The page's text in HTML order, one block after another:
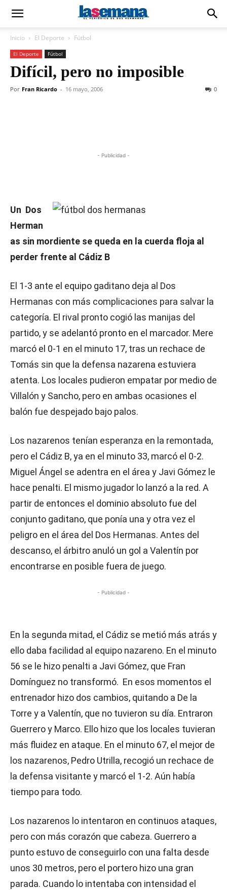
Inicio El Deporte Fútbol
El Deporte Fútbol
Difícil, pero no imposible
Por Fran Ricardo - 16 mayo, 2006 0
- Publicidad -
Un Dos
Herman
as sin mordiente se queda en la cuerda floja al
perder frente al Cádiz B
El 1-3 ante el equipo gaditano deja al Dos
Hermanas con más complicaciones para salvar la
categoría. El rival pronto cogió las manijas del
partido, y se adelantó pronto en el marcador. Mere
marcó el 0-1 en el minuto 17, tras un rechace de
Tomás sin que la defensa nazarena estuviera
atenta. Los locales pudieron empatar por medio de
Villalón y Sancho, pero en ambas ocasiones el
balón fue despejado bajo palos.
Los nazarenos tenían esperanza en la remontada,
pero el Cádiz B, ya en el minuto 33, marcó el 0-2.
Miguel Ángel se adentra en el área y Javi Gómez le
hace penalti. El mismo jugador lo lanzó a la red. A
partir de entonces el dominio absoluto fue del
conjunto gaditano, que ponía una y otra vez el
peligro en el área del Dos Hermanas. Antes del
descanso, el árbitro anuló un gol a Valentín por
encontrarse en posible fuera de juego.
- Publicidad -
En la segunda mitad, el Cádiz se metió más atrás y
ello daba facilidad al equipo nazareno. En el minuto
56 se le hizo penalti a Javi Gómez, que Fran
Domínguez no transformó. En esos momentos el
entrenador hizo dos cambios, quitando a De la
Torre y a Valentín, que no tuvieron su día. Entraron
Guerrero y Marco. Ello hizo que los locales tuvieran
más fluidez en ataque. En el minuto 67, el mejor de
los nazarenos, Pedro Utrilla, recogió un rechace de
la defensa visitante y marcó el 1-2. Aún había
tiempo para todo.
Los nazarenos lo intentaron en continuos ataques,
pero con más corazón que cabeza. Guerrero a
punto estuvo de conseguirlo con una falta desde
unos 30 metros, pero el portero hizo una gran
parada. Cuando lo intentaba con intensidad el